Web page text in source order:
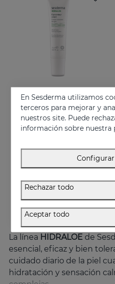
HIDRALOE Contorno De Ojos
Hidratanta, descongestiona, calma y regenera
21.95 €
La línea HIDRALOE de
esencial, eficaz y bien
cuidado diario de la piel
hidratación y sensación
En Sesderma utilizamos
terceros para mejorar y
nuestros site. Puede
información sobre
Rechazar todo
Aceptar todo